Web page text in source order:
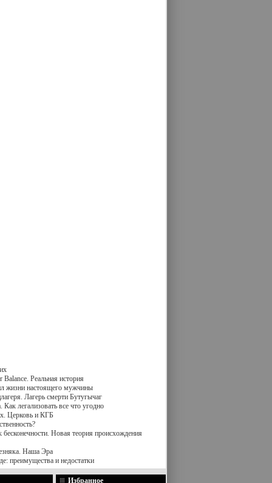
Balance. Реальная история
жизни настоящего мужчины
Лагерь смерти Бутугычаг
легализовать все что угодно
Церковь и КГБ
бесконечности. Новая теория происхождения
Наша Эра
преимущества и недостатки
Избранное